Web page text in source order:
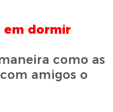
em dormir
como as
amigos o